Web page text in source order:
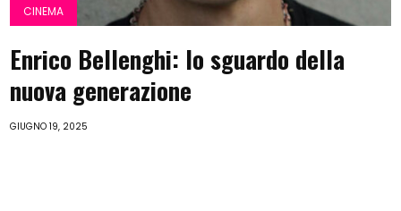
CINEMA
Enrico Bellenghi: lo sguardo della
nuova generazione
GIUGNO 19, 2025